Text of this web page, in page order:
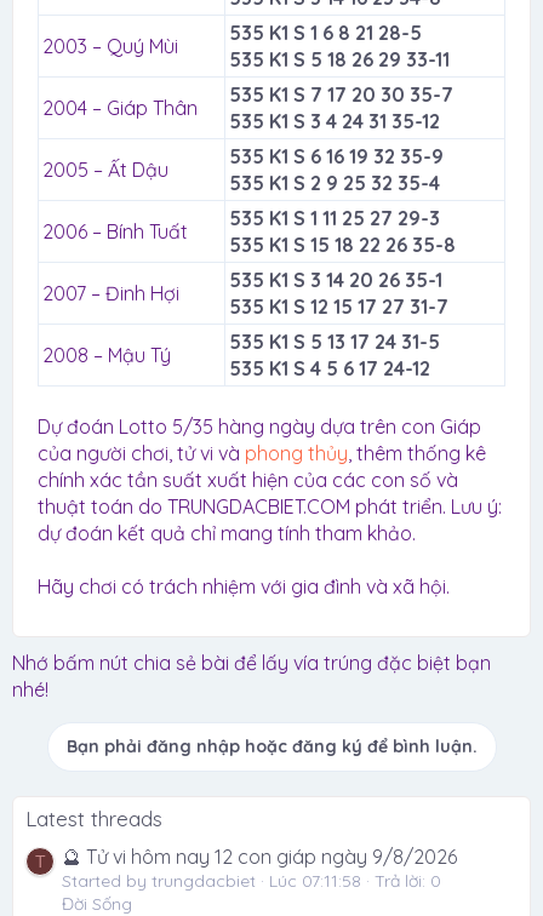
2003 – Quý Mùi
535 K1 S 1 6 8 21 28-5
535 K1 S 5 18 26 29 33-11
2004 – Giáp Thân
535 K1 S 7 17 20 30 35-7
535 K1 S 3 4 24 31 35-12
2005 – Ất Dậu
535 K1 S 6 16 19 32 35-9
535 K1 S 2 9 25 32 35-4
2006 – Bính Tuất
535 K1 S 1 11 25 27 29-3
535 K1 S 15 18 22 26 35-8
2007 – Đinh Hợi
535 K1 S 3 14 20 26 35-1
535 K1 S 12 15 17 27 31-7
2008 – Mậu Tý
535 K1 S 5 13 17 24 31-5
535 K1 S 4 5 6 17 24-12
Dự đoán Lotto 5/35 hàng ngày dựa trên con Giáp
của người chơi, tử vi và phong thủy , thêm thống kê
chính xác tần suất xuất hiện của các con số và
thuật toán do TRUNGDACBIET.COM phát triển. Lưu ý:
dự đoán kết quả chỉ mang tính tham khảo.
Hãy chơi có trách nhiệm với gia đình và xã hội.
Nhớ bấm nút chia sẻ bài để lấy vía trúng đặc biệt bạn
nhé!
Bạn phải đăng nhập hoặc đăng ký để bình luận.
Latest threads
T 🔮 Tử vi hôm nay 12 con giáp ngày 9/8/2026
Started by trungdacbiet Lúc 07:11:58
Trả lời: 0
Đời Sống